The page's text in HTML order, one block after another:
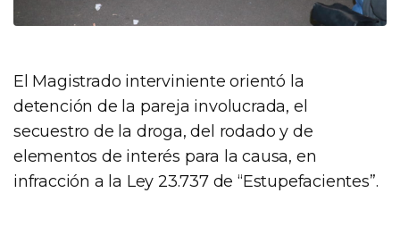
El Magistrado interviniente orientó la
detención de la pareja involucrada, el
secuestro de la droga, del rodado y de
elementos de interés para la causa, en
infracción a la Ley 23.737 de “Estupefacientes”.